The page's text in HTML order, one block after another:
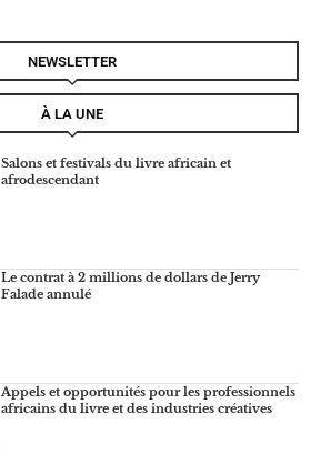
NEWSLETTER
À LA UNE
Salons et festivals du livre africain et
afrodescendant
Le contrat à 2 millions de dollars de Jerry
Falade annulé
Appels et opportunités pour les professionnels
africains du livre et des industries créatives